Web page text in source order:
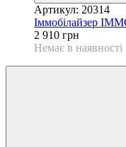
Артикул: 20314
Іммобілайзер
2 910 грн
Немає в наявності